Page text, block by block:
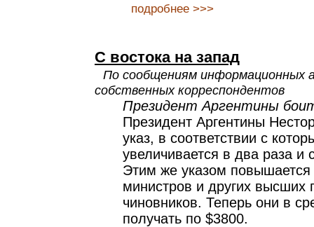
подробнее >>>
С востока на запад
По сообщениям информационных
собственных корреспондентов
Президент Аргентины
Президент Аргентины
указ, в соответствии с
увеличивается в два раза и
Этим же указом повышается
министров и других высших
чиновников. Теперь они в
получать по $3800.